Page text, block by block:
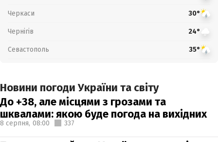
Черкаси 30°
Чернігів 24°
Севастополь 35°
Новини погоди України та світу
До +38, але місцями з грозами та
шквалами: якою буде погода на вихідних
8 серпня, 08:00 337